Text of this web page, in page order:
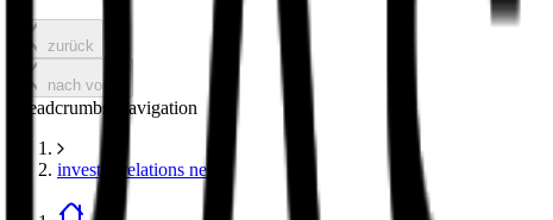
zurück
nach vorne
Breadcrumbs Navigation
investor relations news